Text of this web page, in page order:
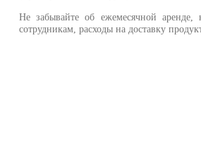
Не забывайте об ежемесячной аренде,
сотрудникам, расходы на доставку